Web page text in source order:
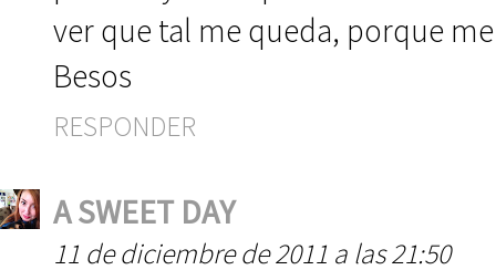
ver que tal me queda, porque
Besos
RESPONDER
A SWEET DAY
11 de diciembre de 2011 a las 21:50